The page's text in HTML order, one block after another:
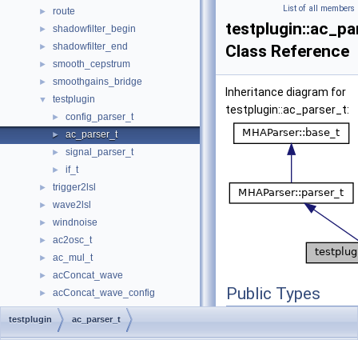
► route
► shadowfilter_begin
► shadowfilter_end
► smooth_cepstrum
► smoothgains_bridge
▼ testplugin
► config_parser_t
► ac_parser_t
► signal_parser_t
► if_t
► trigger2lsl
► wave2lsl
► windnoise
► ac2osc_t
► ac_mul_t
► acConcat_wave
► acConcat_wave_config
► acPooling_wave
► acPooling_wave_config
List of all members
Class Reference
Inheritance diagram for
testplugin::ac_parser_t:
Public Types
testplugin ac_parser_t